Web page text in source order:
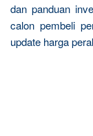
dan panduan
calon pembeli
update harga